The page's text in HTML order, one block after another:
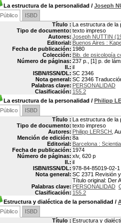
La estructura de la personalidad / Joseph
Público
ISBD
Título : La estructura de la
Tipo de documento: texto impreso
Autores: Joseph NUTTIN
Editorial: Buenos Aires :
Fecha de publicación: 1980
Colección: Bib. de psicología
Número de páginas: 237 p., [1] p. de
Il.: il
ISBN/ISSN/DL: SC 2346
Nota general: SC 2346
Palabras clave: PERSONALIDAD
Clasificación: 155.2
La estructura de la personalidad / Philipp
Público
ISBD
Título : La estructura de la
Tipo de documento: texto impreso
Autores: Philipp LERSCH ,
Mención de edición: 8a
Editorial: Barcelona : Scientia
Fecha de publicación: 1974
Número de páginas: xlv, 620 p
Il.: il
ISBN/ISSN/DL: 978-84-85019-02-1
Nota general: SC 2371 Revisión
Título original: Der
Palabras clave: PERSONALIDAD
Clasificación: 155.2
Estructura y dialéctica de la personalidad /
Público
ISBD
Título : Estructura y